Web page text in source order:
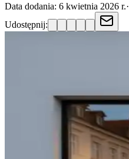
Data dodania: 6 kwietnia 2026 r.·
Udostępnij: